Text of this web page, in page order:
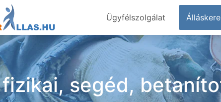
Ügyfélszolgálat
segéd,